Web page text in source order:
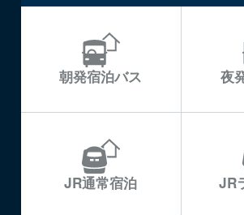
朝発宿泊バス 夜
JR通常宿泊 JR